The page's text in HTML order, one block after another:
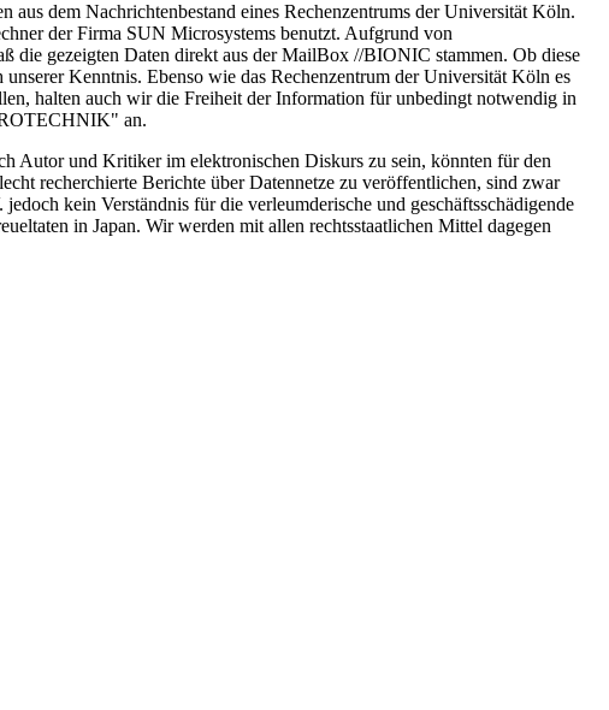
dem Nachrichtenbestand eines Rechenzentrums der Universität Köln.
der Firma SUN Microsystems benutzt. Aufgrund von
die gezeigten Daten direkt aus der MailBox //BIONIC stammen. Ob diese
Kenntnis. Ebenso wie das Rechenzentrum der Universität Köln es
halten auch wir die Freiheit der Information für unbedingt notwendig in
an.
Autor und Kritiker im elektronischen Diskurs zu sein, könnten für den
recherchierte Berichte über Datennetze zu veröffentlichen, sind zwar
kein Verständnis für die verleumderische und geschäftsschädigende
in Japan. Wir werden mit allen rechtsstaatlichen Mittel dagegen